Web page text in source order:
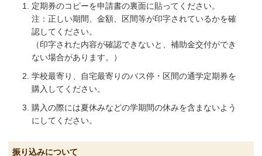
定期券のコピーを申請書の裏面に貼ってください。
注：正しい期間、金額、区間等が印字されているかを確
認してください。
（印字された内容が確認できないと、補助金交付ができ
ない場合があります。）
学校最寄り、自宅最寄りのバス停・区間の通学定期券を
購入してください。
購入の際には夏休みなどの学期間の休みを含まないよう
にしてください。
振り込みについて